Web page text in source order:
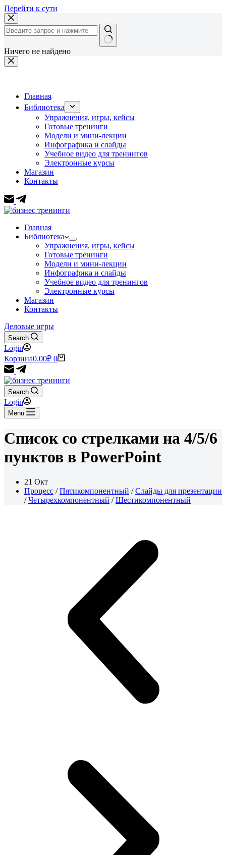
Перейти к сути
Ничего не найдено
Главная
Библиотека
Упражнения, игры, кейсы
Готовые тренинги
Модели и мини-лекции
Инфографика и слайды
Учебное видео для тренингов
Электронные курсы
Магазин
Контакты
Главная
Библиотека
Упражнения, игры, кейсы
Готовые тренинги
Модели и мини-лекции
Инфографика и слайды
Учебное видео для тренингов
Электронные курсы
Магазин
Контакты
Деловые игры
Search
Login
Корзина0.00₽ 0
Search
Login
Menu
Список со стрелками на 4/5/6
пунктов в PowerPoint
21 Окт
Процесс /Пятикомпонентный /Слайды для презентации
/Четырехкомпонентный /Шестикомпонентный